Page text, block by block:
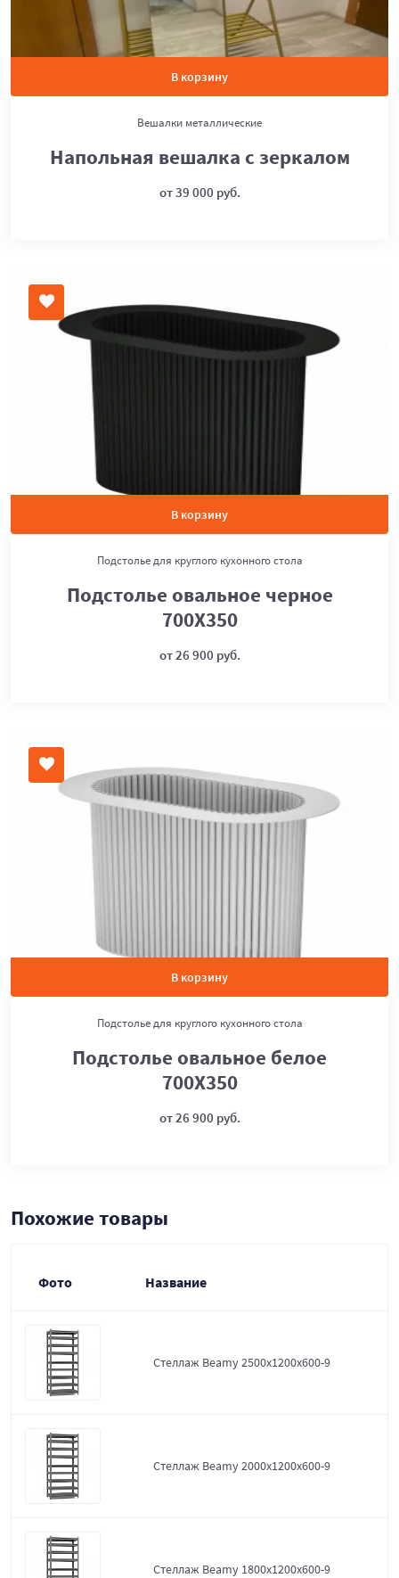
В корзину
Вешалки металлические
Напольная вешалка с зеркалом
от 39 000 руб.
В корзину
Подстолье для круглого кухонного стола
Подстолье овальное черное
700Х350
от 26 900 руб.
В корзину
Подстолье для круглого кухонного стола
Подстолье овальное белое
700Х350
от 26 900 руб.
Похожие товары
Фото Название
Стеллаж Beamy 2500x1200x600-9
Стеллаж Beamy 2000x1200x600-9
Стеллаж Beamy 1800x1200x600-9